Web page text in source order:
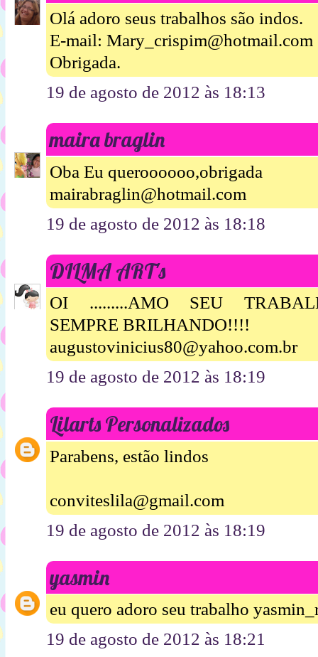
Olá adoro seus trabalhos são indos.
E-mail: Mary_crispim@hotmail.com
Obrigada.
19 de agosto de 2012 às 18:13
maira braglin
Oba Eu queroooooo,obrigada
mairabraglin@hotmail.com
19 de agosto de 2012 às 18:18
DILMA ART's
OI .........AMO SEU
SEMPRE BRILHANDO!!!!
augustovinicius80@yahoo.com.br
19 de agosto de 2012 às 18:19
Lilarts Personalizados
Parabens, estão lindos
conviteslila@gmail.com
19 de agosto de 2012 às 18:19
yasmin
eu quero adoro seu trabalho
19 de agosto de 2012 às 18:21